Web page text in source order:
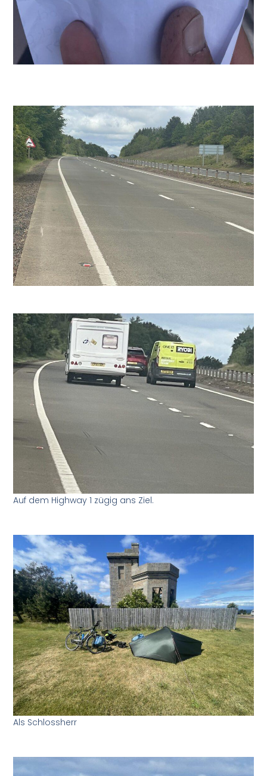
Auf dem Highway 1 zügig ans Ziel.
Als Schlossherr